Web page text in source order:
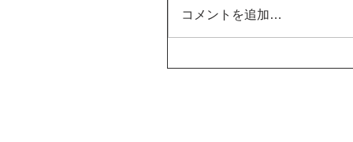
コメントを追加…